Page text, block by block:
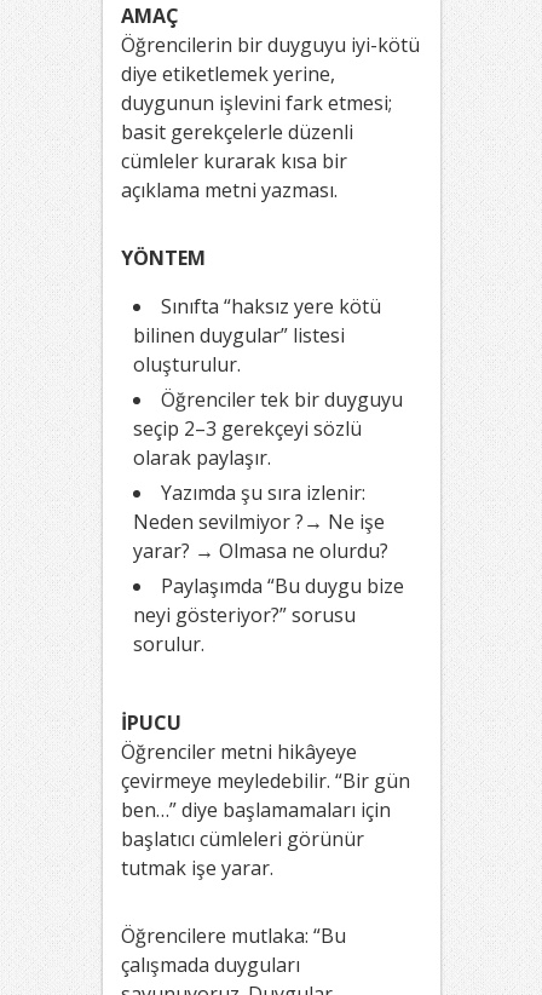
AMAÇ
Öğrencilerin bir duyguyu iyi-kötü
diye etiketlemek yerine,
duygunun işlevini fark etmesi;
basit gerekçelerle düzenli
cümleler kurarak kısa bir
açıklama metni yazması.
YÖNTEM
Sınıfta “haksız yere kötü
bilinen duygular” listesi
oluşturulur.
Öğrenciler tek bir duyguyu
seçip 2–3 gerekçeyi sözlü
olarak paylaşır.
Yazımda şu sıra izlenir:
Neden sevilmiyor ?→ Ne işe
yarar? → Olmasa ne olurdu?
Paylaşımda “Bu duygu bize
neyi gösteriyor?” sorusu
sorulur.
İPUCU
Öğrenciler metni hikâyeye
çevirmeye meyledebilir. “Bir gün
ben…” diye başlamamaları için
başlatıcı cümleleri görünür
tutmak işe yarar.
Öğrencilere mutlaka: “Bu
çalışmada duyguları